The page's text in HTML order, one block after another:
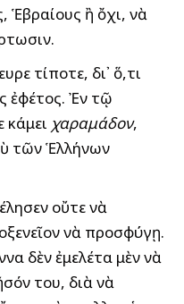
ἢ ὄχι, νὰ
τίποτε, δι᾽ ὅ,τι
ἐφέτος. Ἐν τῷ
κάμει χαραμάδον,
τῶν Ἑλλήνων
οὔτε νὰ
νὰ προσφύγῃ.
δὲν ἐμελέτα μὲν νὰ
του, διὰ νὰ